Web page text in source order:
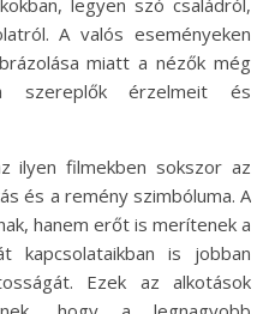
A valós eseményeken
miatt a nézők még
szereplők érzelmeit és
ilyen filmekben sokszor az
és a remény szimbóluma. A
hanem erőt is merítenek a
kapcsolataikban is jobban
Ezek az alkotások